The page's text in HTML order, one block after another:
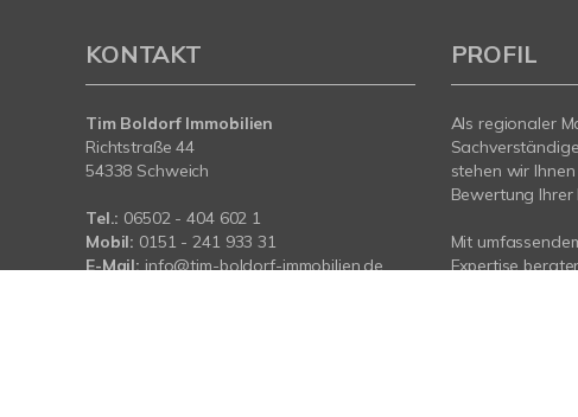
KONTAKT
Tim Boldorf Immobilien
Richtstraße 44
54338 Schweich
Tel.: 06502 - 404 602 1
Mobil: 0151 - 241 933 31
E-Mail: info@tim-boldorf-immobilien.de
PROFIL
Als regionaler
stehen wir
Bewertung Ihrer
Mit
Expertise